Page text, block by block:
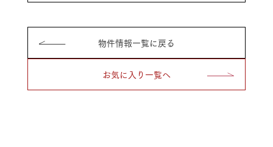
物件情報一覧に戻る
お気に入り一覧へ